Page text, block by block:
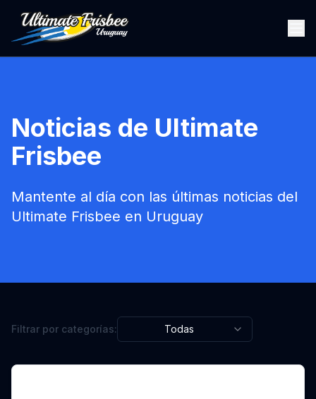
Noticias de Ultimate
Frisbee
Mantente al día con las últimas noticias del
Ultimate Frisbee en Uruguay
Filtrar por categorías: Todas